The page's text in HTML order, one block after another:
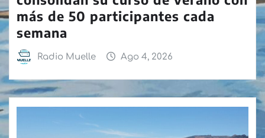
más de 50 participantes cada
semana
Radio Muelle Ago 4, 2026